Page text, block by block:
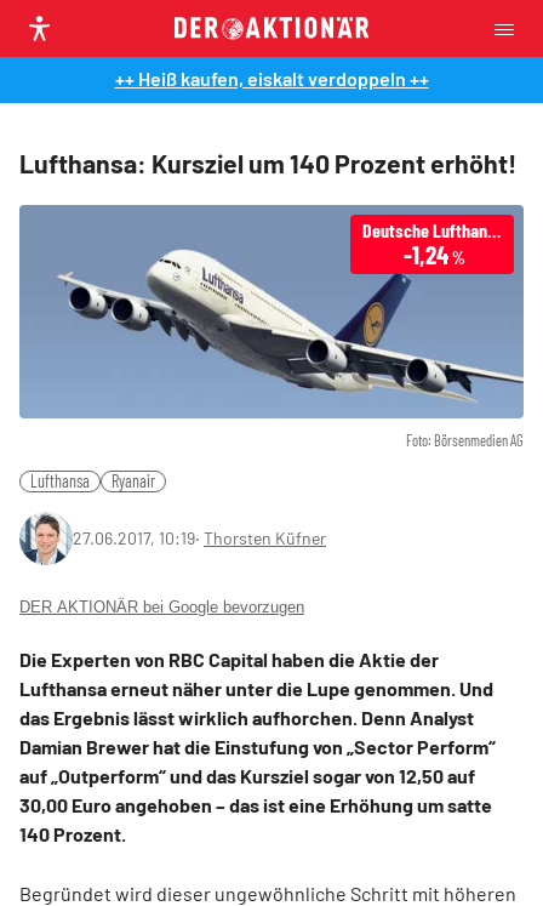
++ Heiß kaufen, eiskalt verdoppeln ++
Lufthansa: Kursziel um 140 Prozent erhöht!
Foto: Börsenmedien AG
Deutsche Lufthansa
-1,24%
Lufthansa Ryanair
27.06.2017, 10:19‧ Thorsten Küfner
DER AKTIONÄR bei Google bevorzugen
Die Experten von RBC Capital haben die Aktie der
Lufthansa erneut näher unter die Lupe genommen. Und
das Ergebnis lässt wirklich aufhorchen. Denn Analyst
Damian Brewer hat die Einstufung von „Sector Perform“
auf „Outperform“ und das Kursziel sogar von 12,50 auf
30,00 Euro angehoben – das ist eine Erhöhung um satte
140 Prozent.
Begründet wird dieser ungewöhnliche Schritt mit höheren